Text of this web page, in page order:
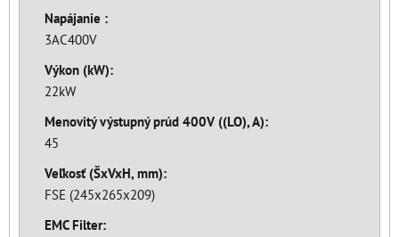
Napájanie :
3AC400V
Výkon (kW):
22kW
Menovitý výstupný prúd 400V ((LO), A):
45
Veľkosť (ŠxVxH, mm):
FSE (245x265x209)
EMC Filter: